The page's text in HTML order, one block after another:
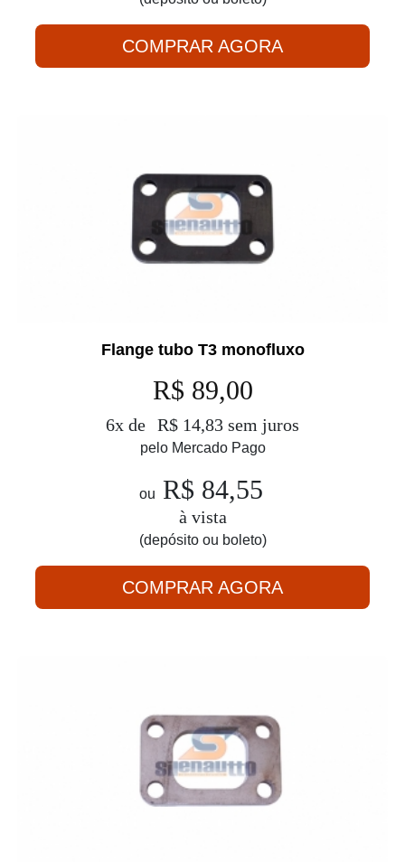
COMPRAR AGORA
Flange tubo T3 monofluxo
R$ 89,00
6x de R$ 14,83 sem juros
pelo Mercado Pago
ou R$ 84,55
à vista
(depósito ou boleto)
COMPRAR AGORA